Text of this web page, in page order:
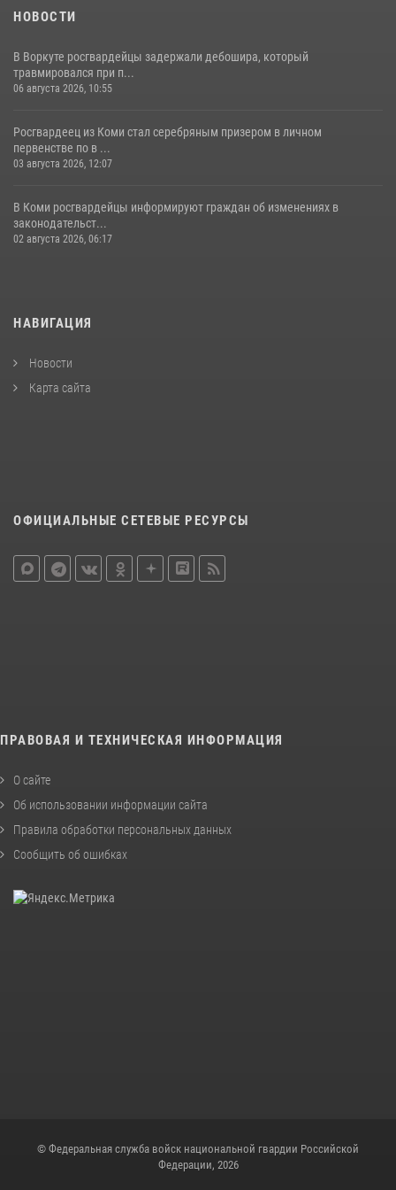
НОВОСТИ
В Воркуте росгвардейцы задержали дебошира, который
травмировался при п...
06 августа 2026, 10:55
Росгвардеец из Коми стал серебряным призером в личном
первенстве по в ...
03 августа 2026, 12:07
В Коми росгвардейцы информируют граждан об изменениях в
законодательст...
02 августа 2026, 06:17
НАВИГАЦИЯ
Новости
Карта сайта
ОФИЦИАЛЬНЫЕ СЕТЕВЫЕ РЕСУРСЫ
ПРАВОВАЯ И ТЕХНИЧЕСКАЯ ИНФОРМАЦИЯ
О сайте
Об использовании информации сайта
Правила обработки персональных данных
Сообщить об ошибках
© Федеральная служба войск национальной гвардии Российской
Федерации, 2026